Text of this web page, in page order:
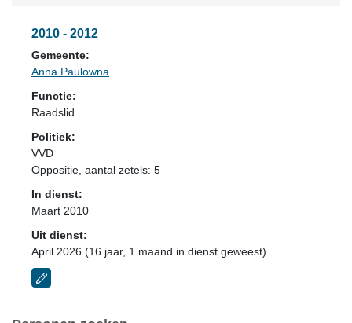
2010 - 2012
Gemeente:
Anna Paulowna
Functie:
Raadslid
Politiek:
VVD
Oppositie , aantal zetels: 5
In dienst:
Maart 2010
Uit dienst:
April 2026 (16 jaar, 1 maand in dienst geweest)